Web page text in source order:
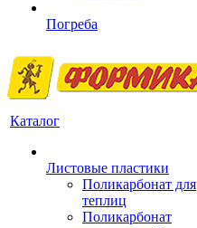
Погреба
Каталог
Листовые пластики
Поликарбонат для
теплиц
Поликарбонат